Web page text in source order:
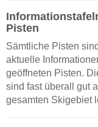
Pisten
Sämtliche Pisten
aktuelle
geöffneten Pisten.
sind fast überall gut
gesamten Skigebiet